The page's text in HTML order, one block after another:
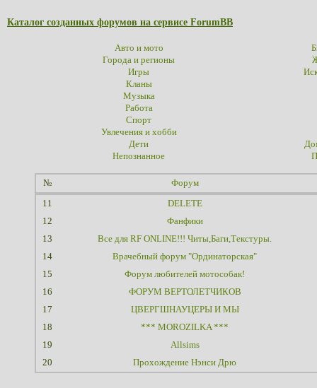
Каталог созданных форумов на сервисе ForumBB
Авто и мото
Города и регионы
Игры
Кланы
Музыка
Работа
Спорт
Увлечения и хобби
Дети
Непознанное
№ Форум
11
DELETE
12
Фанфики
13
Все для RF ONLINE!!! Читы,Баги,Текстуры.
14
Врачебный форум "Ординаторская"
15
Форум любителей мотособак!
16
ФОРУМ ВЕРТОЛЕТЧИКОВ
17
ЦВЕРГШНАУЦЕРЫ И МЫ
18
*** MOROZILKA ***
19
Allsims
20
Прохождение Нэнси Дрю